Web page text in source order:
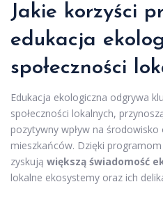
Jakie korzyści
edukacja
społeczności
Edukacja ekologiczna odgrywa
społeczności lokalnych,
pozytywny wpływ na środowisko
mieszkańców. Dzięki
zyskują większą świadomość
lokalne ekosystemy oraz ich